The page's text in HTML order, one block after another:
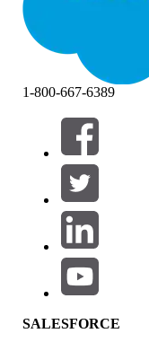
篩選器 (0)
選取篩選
產品區域
功能影響
1-800-667-6389
SALESFORCE